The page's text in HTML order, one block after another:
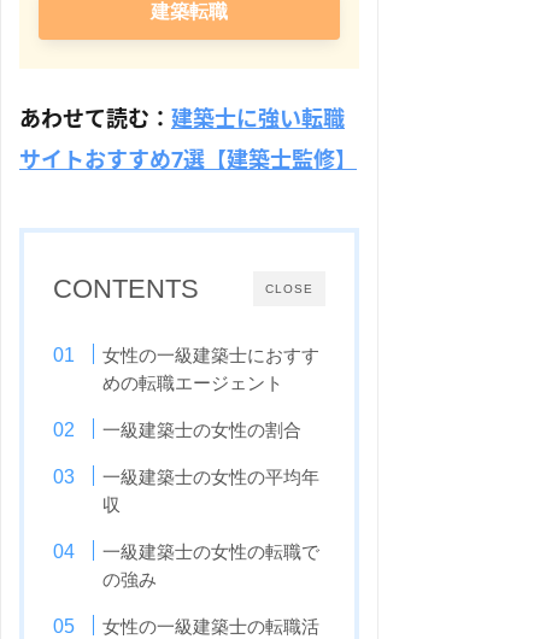
建築転職
あわせて読む： 建築士に強い転職
サイトおすすめ7選【建築士監修】
CLOSE
CONTENTS
女性の一級建築士におすす
めの転職エージェント
一級建築士の女性の割合
一級建築士の女性の平均年
収
一級建築士の女性の転職で
の強み
女性の一級建築士の転職活